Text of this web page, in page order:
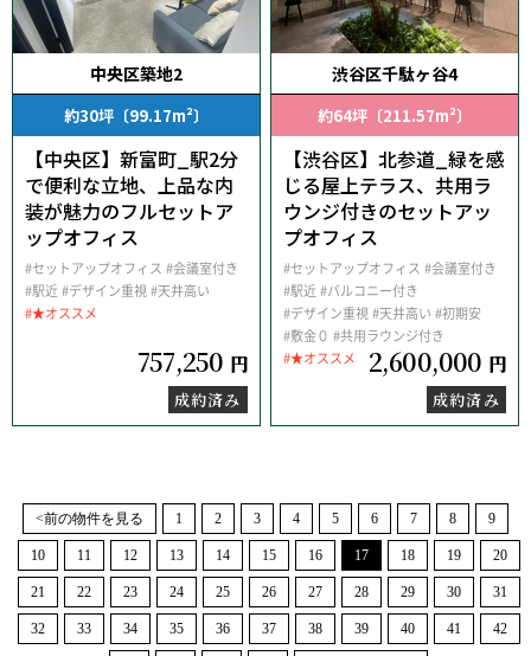
中央区築地2
約30坪〔99.17m²〕
【中央区】新富町_駅2分
で便利な立地、上品な内
装が魅力のフルセットア
ップオフィス
#セットアップオフィス #会議室付き
#駅近 #デザイン重視#天井高い
#★オススメ
757,250 円
成約済み
渋谷区千駄ヶ谷4
約64坪〔211.57m²〕
【渋谷区】北参道_緑を感
じる屋上テラス、共用ラ
ウンジ付きのセットアッ
プオフィス
#セットアップオフィス #会議室付き
#駅近 #バルコニー付き
#デザイン重視#天井高い #初期安
#敷金０ #共用ラウンジ付き
#★オススメ
2,600,000 円
成約済み
<前の物件を見る 1 2 3 4 5 6 7 8 9
10 11 12 13 14 15 16 17 18 19 20
21 22 23 24 25 26 27 28 29 30 31
32 33 34 35 36 37 38 39 40 41 42